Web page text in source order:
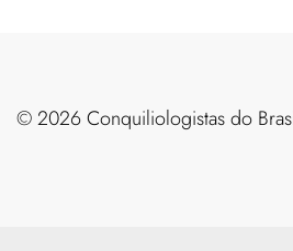
©️ 2026 Conquiliologistas do